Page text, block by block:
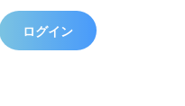
ログイン